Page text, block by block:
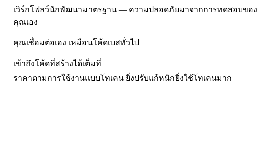
เวิร์กโฟลว์นักพัฒนามาตรฐาน — ความปลอดภัยมาจากการทดสอบของ
คุณเอง
คุณเชื่อมต่อเอง เหมือนโค้ดเบสทั่วไป
เข้าถึงโค้ดที่สร้างได้เต็มที่
ราคาตามการใช้งานแบบโทเคน ยิ่งปรับแก้หนักยิ่งใช้โทเคนมาก